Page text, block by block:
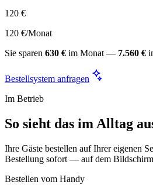
120 €
120 €/Monat
Sie sparen 630 € im Monat — 7.560 €
Bestellsystem anfragen
Im Betrieb
So sieht das im Alltag
Ihre Gäste bestellen auf Ihrer eigenen
Bestellung sofort — auf dem
Bestellen vom Handy